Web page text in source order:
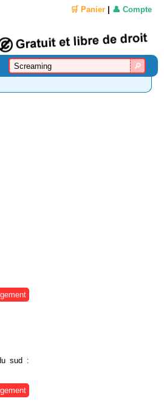
🛒 Panier 👤 Compte
sud :